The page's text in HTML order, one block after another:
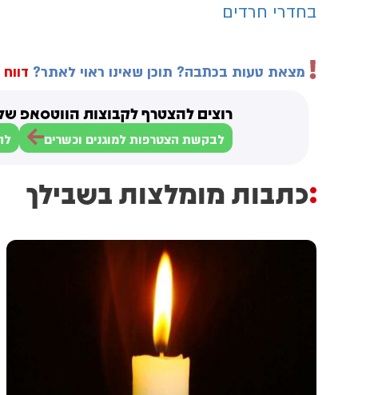
בחדרי חרדים
מצאת טעות בכתבה? תוכן שאינו ראוי לאתר? דווח
רוצים להצטרף לקבוצות הווטסאפ
לבקשת הצטרפות למוגנים וכשרים
כתבות מומלצות בשבילך